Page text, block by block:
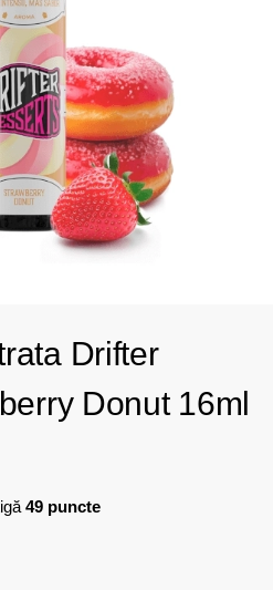
Drifter
Donut 16ml
49 puncte